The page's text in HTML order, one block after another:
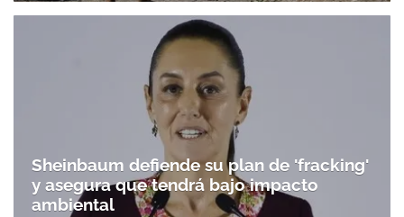
Sheinbaum defiende su plan de 'fracking'
y asegura que tendrá bajo impacto
ambiental